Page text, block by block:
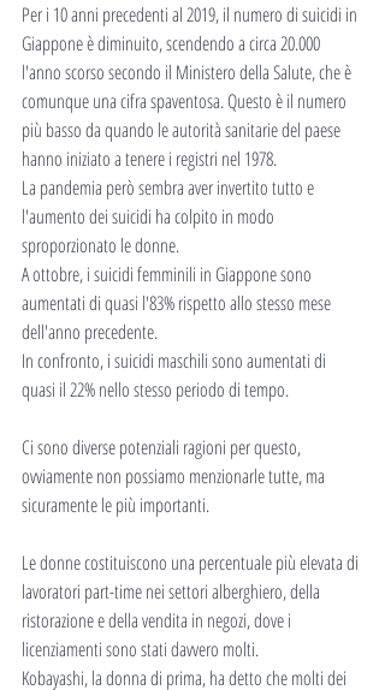
Per i 10 anni precedenti al 2019, il numero di suicidi in
Giappone è diminuito, scendendo a circa 20.000
l'anno scorso secondo il Ministero della Salute, che è
comunque una cifra spaventosa. Questo è il numero
più basso da quando le autorità sanitarie del paese
hanno iniziato a tenere i registri nel 1978.
La pandemia però sembra aver invertito tutto e
l'aumento dei suicidi ha colpito in modo
sproporzionato le donne.
A ottobre, i suicidi femminili in Giappone sono
aumentati di quasi l'83% rispetto allo stesso mese
dell'anno precedente.
In confronto, i suicidi maschili sono aumentati di
quasi il 22% nello stesso periodo di tempo.
Ci sono diverse potenziali ragioni per questo,
ovviamente non possiamo menzionarle tutte, ma
sicuramente le più importanti.
Le donne costituiscono una percentuale più elevata di
lavoratori part-time nei settori alberghiero, della
ristorazione e della vendita in negozi, dove i
licenziamenti sono stati davvero molti.
Kobayashi, la donna di prima, ha detto che molti dei